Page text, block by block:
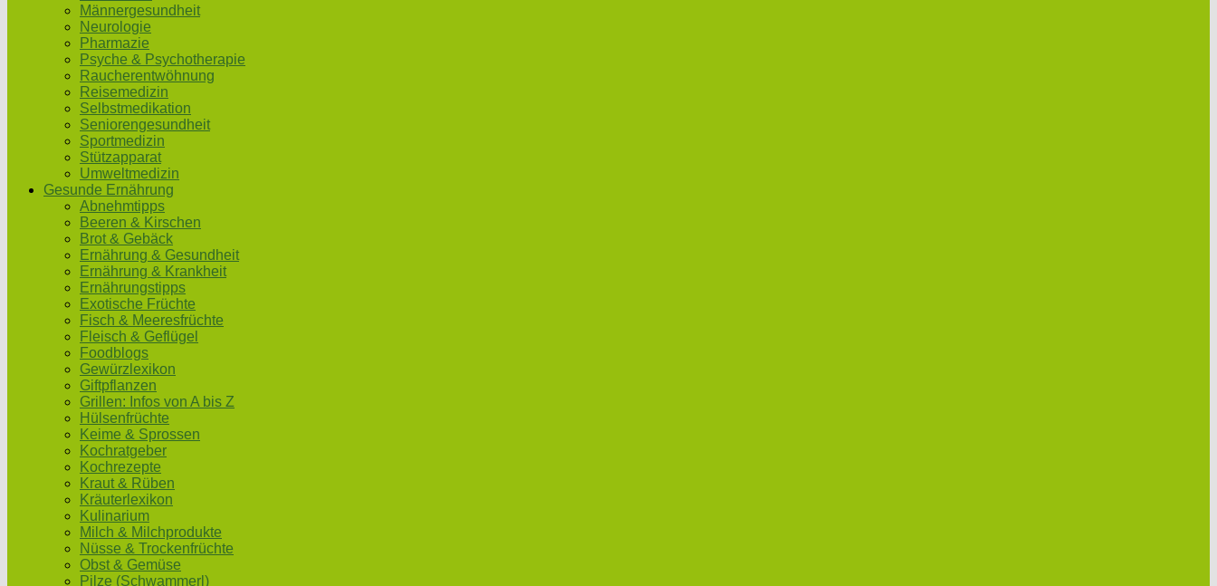
Männergesundheit
Neurologie
Pharmazie
Psyche & Psychotherapie
Raucherentwöhnung
Reisemedizin
Selbstmedikation
Seniorengesundheit
Sportmedizin
Stützapparat
Umweltmedizin
Gesunde Ernährung
Abnehmtipps
Beeren & Kirschen
Brot & Gebäck
Ernährung & Gesundheit
Ernährung & Krankheit
Ernährungstipps
Exotische Früchte
Fisch & Meeresfrüchte
Fleisch & Geflügel
Foodblogs
Gewürzlexikon
Giftpflanzen
Grillen: Infos von A bis Z
Hülsenfrüchte
Keime & Sprossen
Kochratgeber
Kochrezepte
Kraut & Rüben
Kräuterlexikon
Kulinarium
Milch & Milchprodukte
Nüsse & Trockenfrüchte
Obst & Gemüse
Pilze (Schwammerl)